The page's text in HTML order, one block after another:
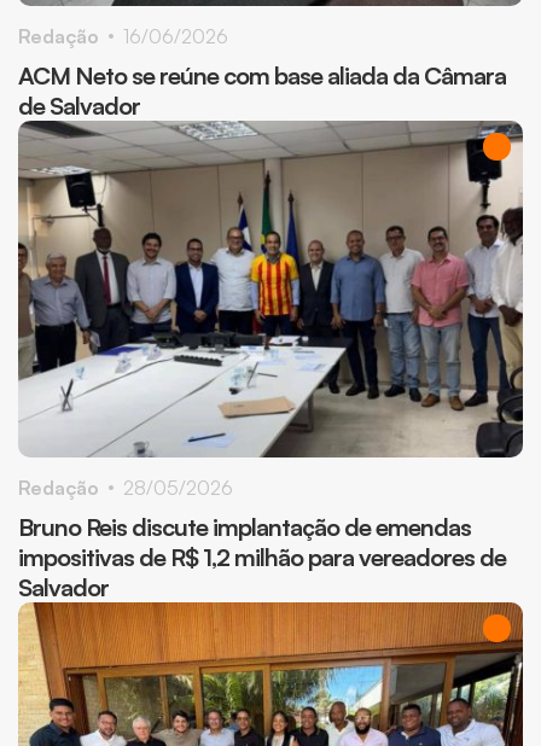
ACM Neto se reúne com base aliada da Câmara
de Salvador
Redação 16/06/2026
Bruno Reis discute implantação de emendas
impositivas de R$ 1,2 milhão para vereadores de
Salvador
Redação 28/05/2026